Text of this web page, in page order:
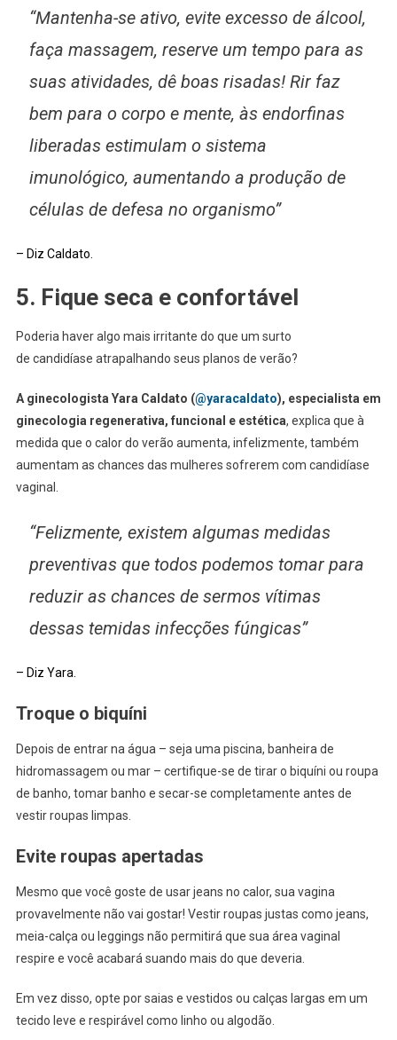
“Mantenha-se ativo, evite excesso de álcool,
faça massagem, reserve um tempo para as
suas atividades, dê boas risadas! Rir faz
bem para o corpo e mente, às endorfinas
liberadas estimulam o sistema
imunológico, aumentando a produção de
células de defesa no organismo”
– Diz Caldato.
5. Fique seca e confortável
Poderia haver algo mais irritante do que um surto
de candidíase atrapalhando seus planos de verão?
A ginecologista Yara Caldato (@yaracaldato), especialista em
ginecologia regenerativa, funcional e estética, explica que à
medida que o calor do verão aumenta, infelizmente, também
aumentam as chances das mulheres sofrerem com candidíase
vaginal.
“Felizmente, existem algumas medidas
preventivas que todos podemos tomar para
reduzir as chances de sermos vítimas
dessas temidas infecções fúngicas”
– Diz Yara.
Troque o biquíni
Depois de entrar na água – seja uma piscina, banheira de
hidromassagem ou mar – certifique-se de tirar o biquíni ou roupa
de banho, tomar banho e secar-se completamente antes de
vestir roupas limpas.
Evite roupas apertadas
Mesmo que você goste de usar jeans no calor, sua vagina
provavelmente não vai gostar! Vestir roupas justas como jeans,
meia-calça ou leggings não permitirá que sua área vaginal
respire e você acabará suando mais do que deveria.
Em vez disso, opte por saias e vestidos ou calças largas em um
tecido leve e respirável como linho ou algodão.